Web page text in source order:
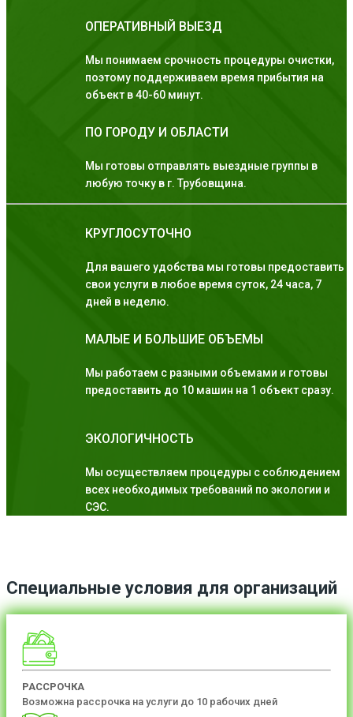
ОПЕРАТИВНЫЙ ВЫЕЗД
Мы понимаем срочность процедуры очистки,
поэтому поддерживаем время прибытия на
объект в 40-60 минут.
ПО ГОРОДУ И ОБЛАСТИ
Мы готовы отправлять выездные группы в
любую точку в г. Трубовщина.
КРУГЛОСУТОЧНО
Для вашего удобства мы готовы предоставить
свои услуги в любое время суток, 24 часа, 7
дней в неделю.
МАЛЫЕ И БОЛЬШИЕ ОБЪЕМЫ
Мы работаем с разными объемами и готовы
предоставить до 10 машин на 1 объект сразу.
ЭКОЛОГИЧНОСТЬ
Мы осуществляем процедуры с соблюдением
всех необходимых требований по экологии и
СЭС.
Специальные условия для организаций
РАССРОЧКА
Возможна рассрочка на услуги до 10 рабочих дней